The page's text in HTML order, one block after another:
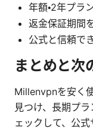
年額・2年プラ
返金保証期間
公式と信頼で
まとめと次
Millenvpnを安く
見つけ、長期プ
ェックして、公